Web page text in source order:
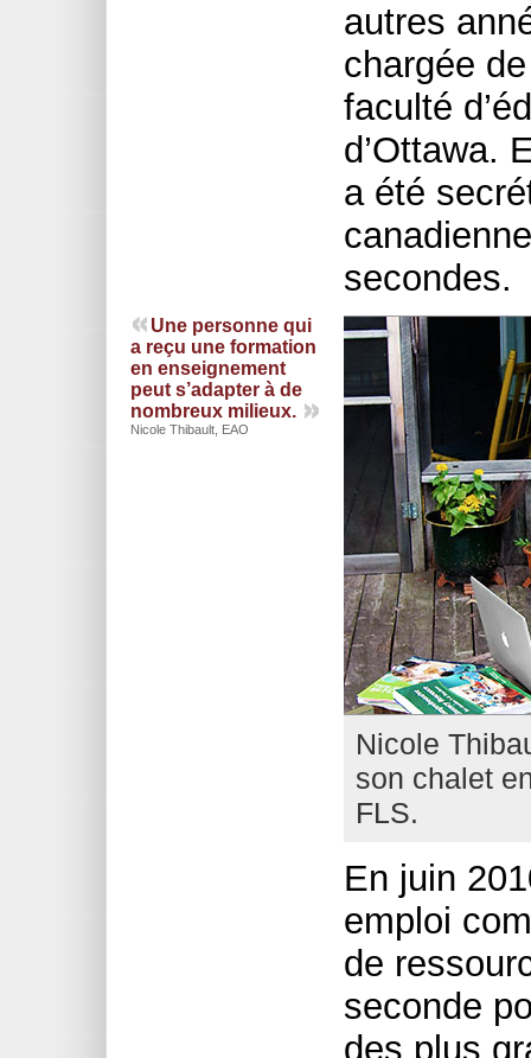
autres
chargée
faculté
d’Ottawa.
a été
secondes.
Une personne qui
a reçu une formation
en enseignement
peut s’adapter à de
nombreux milieux.
Nicole Thibault, EAO
Nicole
son chalet
FLS.
En juin
emploi
de
seconde
des plus